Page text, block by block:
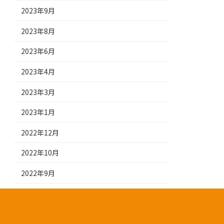
2023年9月
2023年8月
2023年6月
2023年4月
2023年3月
2023年1月
2022年12月
2022年10月
2022年9月